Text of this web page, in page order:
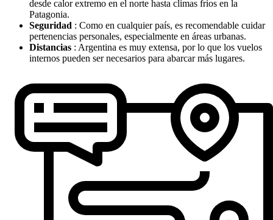
desde calor extremo en el norte hasta climas fríos en la
Patagonia.
Seguridad : Como en cualquier país, es recomendable cuidar
pertenencias personales, especialmente en áreas urbanas.
Distancias : Argentina es muy extensa, por lo que los vuelos
internos pueden ser necesarios para abarcar más lugares.